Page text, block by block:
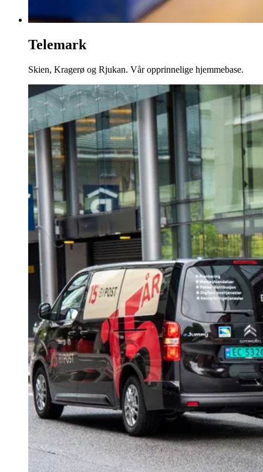
Telemark
Skien, Kragerø og Rjukan. Vår opprinnelige hjemmebase.